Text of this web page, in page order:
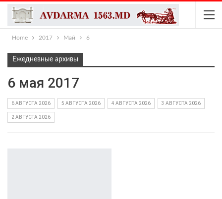
Home 2017 Май 6
Ежедневные архивы
6 мая 2017
6 АВГУСТА 2026 5 АВГУСТА 2026 4 АВГУСТА 2026 3 АВГУСТА 2026
2 АВГУСТА 2026